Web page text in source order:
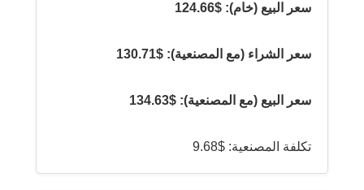
سعر البيع (خام): $124.66
سعر الشراء (مع المصنعية): $130.71
سعر البيع (مع المصنعية): $134.63
تكلفة المصنعية: $9.68